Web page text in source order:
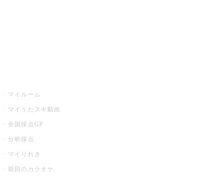
マイルーム
マイうたスキ動画
全国採点GP
分析採点
マイりれき
前回のカラオケ